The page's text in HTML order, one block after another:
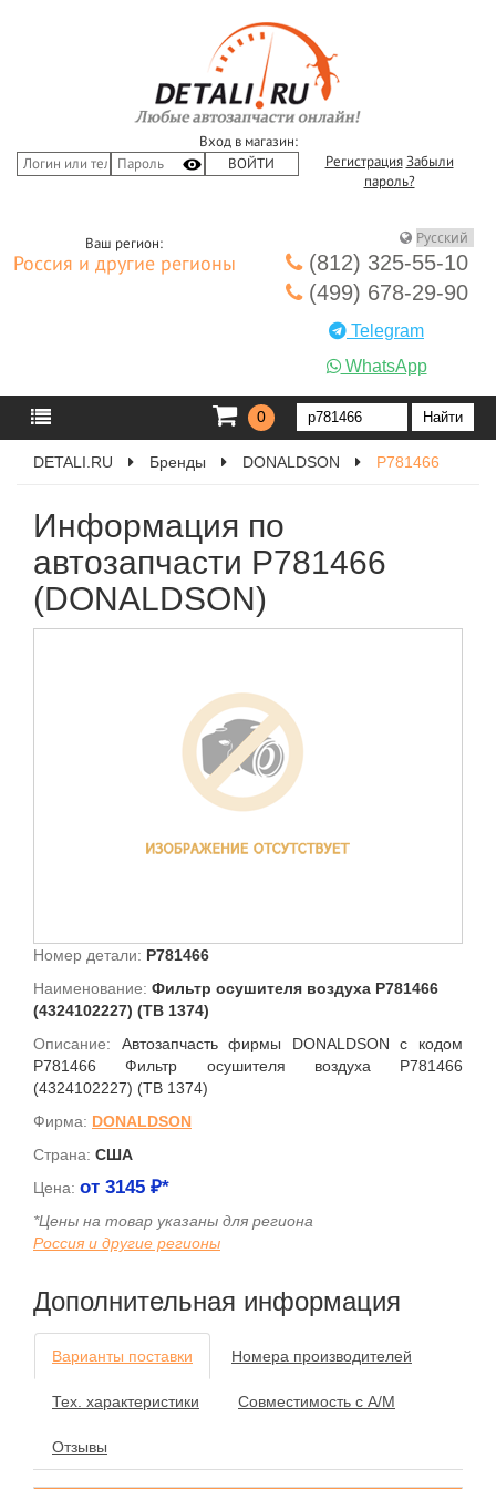
Вход в магазин:
Регистрация Забыли
пароль?
Ваш регион:
Россия и другие регионы
(812) 325-55-10
(499) 678-29-90
Telegram
WhatsApp
0
DETALI.RU Бренды DONALDSON P781466
Информация по
автозапчасти P781466
(DONALDSON)
Номер детали: P781466
Наименование: Фильтр осушителя воздуха P781466
(4324102227) (TB 1374)
Описание: Автозапчасть фирмы DONALDSON с кодом
P781466 Фильтр осушителя воздуха P781466
(4324102227) (TB 1374)
Фирма: DONALDSON
Страна: США
Цена: от 3145 ₽*
*Цены на товар указаны для региона
Россия и другие регионы
Дополнительная информация
Варианты поставки Номера производителей
Тех. характеристики Совместимость с А/М
Отзывы